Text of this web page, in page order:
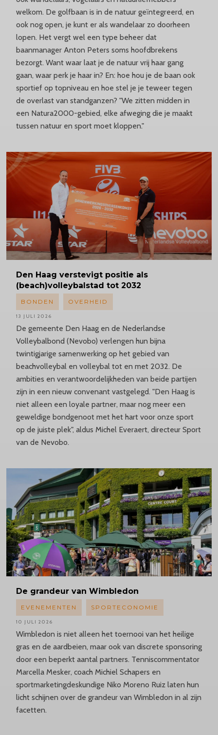
welkom. De golfbaan is in de natuur geïntegreerd, en
ook nog open, je kunt er als wandelaar zo doorheen
lopen. Het vergt wel een type beheer dat
baanmanager Anton Peters soms hoofdbrekens
bezorgt. Want waar laat je de natuur vrij haar gang
gaan, waar perk je haar in? En: hoe hou je de baan ook
sportief op topniveau en hoe stel je je teweer tegen
de overlast van standganzen? "We zitten midden in
een Natura2000-gebied, elke afweging die je maakt
tussen natuur en sport moet kloppen."
Den Haag verstevigt positie als
(beach)volleybalstad tot 2032
De gemeente Den Haag en de Nederlandse
Volleybalbond (Nevobo) verlengen hun bijna
twintigjarige samenwerking op het gebied van
beachvolleybal en volleybal tot en met 2032. De
ambities en verantwoordelijkheden van beide partijen
zijn in een nieuw convenant vastgelegd. "Den Haag is
niet alleen een loyale partner, maar nog meer een
geweldige bondgenoot met het hart voor onze sport
op de juiste plek", aldus Michel Everaert, directeur Sport
van de Nevobo.
BONDEN OVERHEID
13 JULI 2026
De grandeur van Wimbledon
Wimbledon is niet alleen het toernooi van het heilige
gras en de aardbeien, maar ook van discrete sponsoring
door een beperkt aantal partners. Tenniscommentator
Marcella Mesker, coach Michiel Schapers en
sportmarketingdeskundige Niko Moreno Ruiz laten hun
licht schijnen over de grandeur van Wimbledon in al zijn
facetten.
EVENEMENTEN SPORTECONOMIE
10 JULI 2026